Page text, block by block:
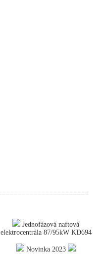
Jednofázová naftová
elektrocentrála 87/95kW KD694
Novinka 2023